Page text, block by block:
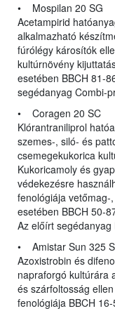
• Mospilan 20 SG
Acetampirid
alkalmazható
fúrólégy károsítók
kultúrnövény
esetében BBCH 81-
segédanyag Combi-
• Coragen 20 SC
Klórantraniliprol
szemes-, siló- és
csemegekukorica
Kukoricamoly és
védekezésre
fenológiája
esetében BBCH 50-
Az előírt
• Amistar Sun 325
Azoxistrobin és
napraforgó kultúrára
és szárfoltosság
fenológiája BBCH